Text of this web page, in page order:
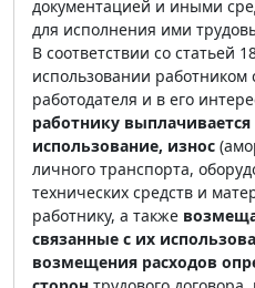
документацией и иными
для исполнения ими
В соответствии со статьей
использовании работником
работодателя и в его
работнику
использование, износ
личного транспорта,
технических средств и
работнику, а также
связанные с их
возмещения расходов